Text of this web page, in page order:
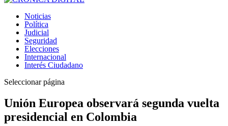
Noticias
Política
Judicial
Seguridad
Elecciones
Internacional
Interés Ciudadano
Seleccionar página
Unión Europea observará segunda vuelta
presidencial en Colombia